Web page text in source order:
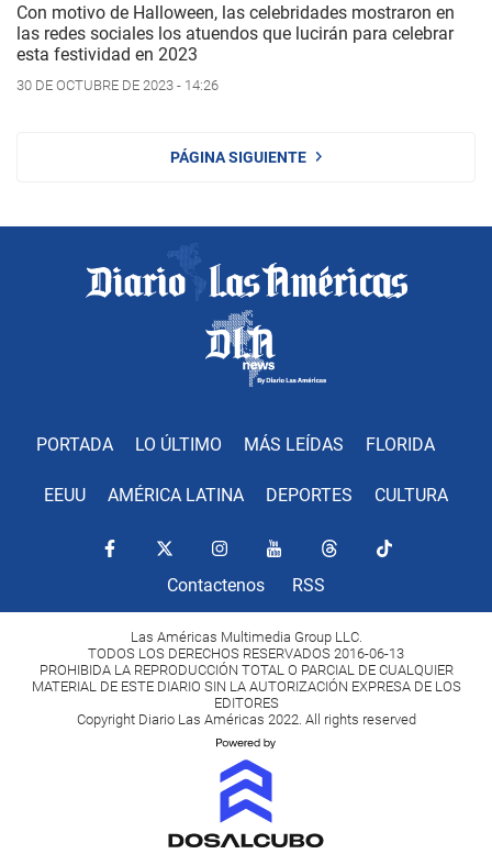
Con motivo de Halloween, las celebridades mostraron en
las redes sociales los atuendos que lucirán para celebrar
esta festividad en 2023
30 DE OCTUBRE DE 2023 - 14:26
PÁGINA SIGUIENTE
PORTADA LO ÚLTIMO MÁS LEÍDAS FLORIDA
EEUU AMÉRICA LATINA DEPORTES CULTURA
Contactenos RSS
Las Américas Multimedia Group LLC.
TODOS LOS DERECHOS RESERVADOS 2016-06-13
PROHIBIDA LA REPRODUCCIÓN TOTAL O PARCIAL DE CUALQUIER
MATERIAL DE ESTE DIARIO SIN LA AUTORIZACIÓN EXPRESA DE LOS
EDITORES
Copyright Diario Las Américas 2022. All rights reserved